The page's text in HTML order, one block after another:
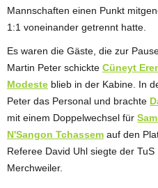
Mannschaften einen Punkt
1:1 voneinander getrennt hatte.
Es waren die Gäste, die zur
Martin Peter schickte Cüneyt
Modeste blieb in der Kabine. In
Peter das Personal und brachte
mit einem Doppelwechsel für
N'Sangon Tchassem auf den
Referee David Uhl siegte der
Merchweiler.